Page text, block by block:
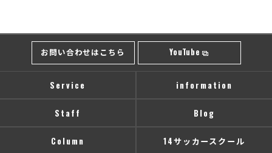
お問い合わせはこちら YouTube
Service information
Staff Blog
Column 14サッカースクール